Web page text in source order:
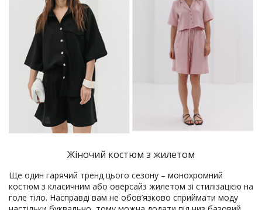
Жіночий костюм з жилетом
Ще один гарячий тренд цього сезону – монохромний
костюм з класичним або оверсайз жилетом зі стилізацією на
голе тіло. Насправді вам не обов’язково сприймати моду